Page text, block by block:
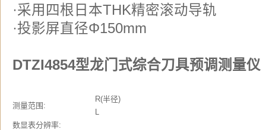
·采用四根日本THK精密滚动导轨
·投影屏直径Φ150mm
DTZI4854型龙门式综合刀具预调测量
测量范围:
R(半径)
L
数显表分辨率: